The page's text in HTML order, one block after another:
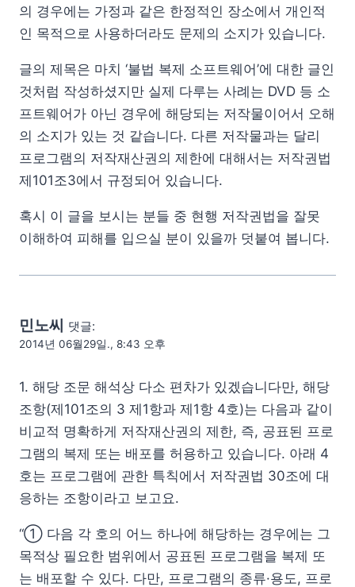
의 경우에는 가정과 같은 한정적인 장소에서 개인적
인 목적으로 사용하더라도 문제의 소지가 있습니다.
글의 제목은 마치 ‘불법 복제 소프트웨어’에 대한 글인
것처럼 작성하셨지만 실제 다루는 사례는 DVD 등 소
프트웨어가 아닌 경우에 해당되는 저작물이어서 오해
의 소지가 있는 것 같습니다. 다른 저작물과는 달리
프로그램의 저작재산권의 제한에 대해서는 저작권법
제101조3에서 규정되어 있습니다.
혹시 이 글을 보시는 분들 중 현행 저작권법을 잘못
이해하여 피해를 입으실 분이 있을까 덧붙여 봅니다.
민노씨 댓글:
2014년 06월29일., 8:43 오후
1. 해당 조문 해석상 다소 편차가 있겠습니다만, 해당
조항(제101조의 3 제1항과 제1항 4호)는 다음과 같이
비교적 명확하게 저작재산권의 제한, 즉, 공표된 프로
그램의 복제 또는 배포를 허용하고 있습니다. 아래 4
호는 프로그램에 관한 특칙에서 저작권법 30조에 대
응하는 조항이라고 보고요.
“① 다음 각 호의 어느 하나에 해당하는 경우에는 그
목적상 필요한 범위에서 공표된 프로그램을 복제 또
는 배포할 수 있다. 다만, 프로그램의 종류·용도, 프로